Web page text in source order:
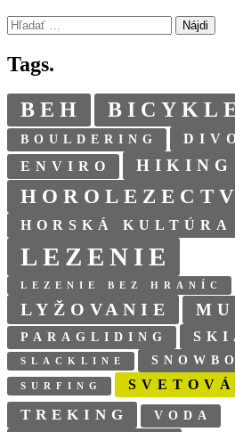
Hľadať:
Tags.
BEH
BOULDERING
ENVIRO
HIKING
HORSKÁ KULTÚRA
LEZENIE
LEZENIE BEZ HRANÍC
LYŽOVANIE
PARAGLIDING
SLACKLINE
SURFING
TREKING
VODA